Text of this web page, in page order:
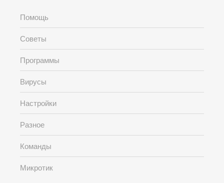
Помощь
Советы
Программы
Вирусы
Настройки
Разное
Команды
Микротик